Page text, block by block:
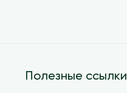
Полезные ссылки